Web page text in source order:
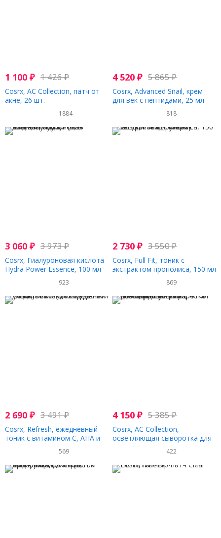
1 100 ₽ 1 426₽
Cosrx, AC Collection, патч от
акне, 26 шт.
1884
4 520₽ 5 865₽
Cosrx, Advanced Snail, крем
для век с пептидами, 25 мл
818
3 060 ₽ 3 973₽
Cosrx, Гиалуроновая кислота
Hydra Power Essence, 100 мл
923
2 730₽ 3 550₽
Cosrx, Full Fit, тоник с
экстрактом прополиса, 150 мл
869
2 690 ₽ 3 491₽
Cosrx, Refresh, ежедневный
тоник с витамином C, AHA и
BHA, 150 мл (5,07 жидк. унции)
569
4 150₽ 5 385₽
Cosrx, AC Collection,
осветляющая сыворотка для
борьбы с несовершенствами,
40 мл (1,35 жидк. унции)
422